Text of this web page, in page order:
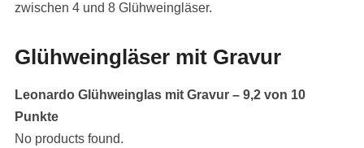
zwischen 4 und 8 Glühweingläser.
Glühweingläser mit Gravur
Leonardo Glühweinglas mit Gravur – 9,2 von 10
Punkte
No products found.